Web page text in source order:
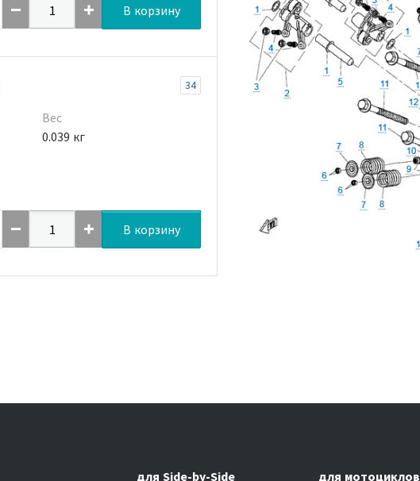
В корзину
34
Вес
0.039 кг
В корзину
для Side-by-Side для мотоциклов